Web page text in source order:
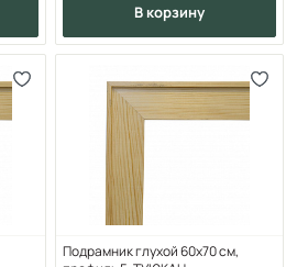
в корзину
Подрамник глухой 60x70 см,